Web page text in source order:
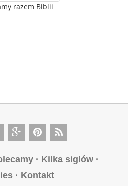
razem Biblii
· Kilka siglów·
· Kontakt